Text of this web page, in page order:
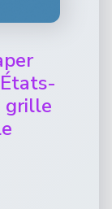
grille